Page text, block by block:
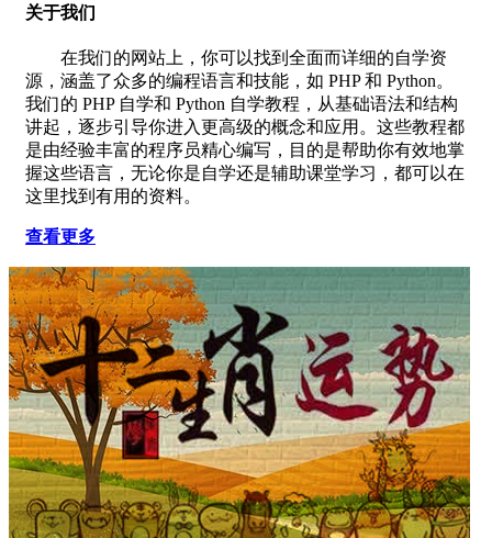
关于我们
在我们的网站上，你可以找到全面而详细的自学资
源，涵盖了众多的编程语言和技能，如 PHP 和 Python。
我们的 PHP 自学和 Python 自学教程，从基础语法和结构
讲起，逐步引导你进入更高级的概念和应用。这些教程都
是由经验丰富的程序员精心编写，目的是帮助你有效地掌
握这些语言，无论你是自学还是辅助课堂学习，都可以在
这里找到有用的资料。
查看更多